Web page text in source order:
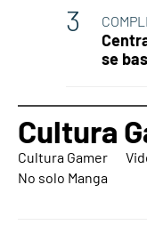
se
Cultura
Cultura Gamer
No solo Manga